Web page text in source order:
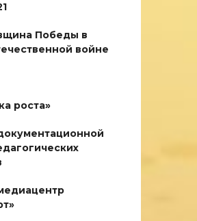
Победы в
войне
роста»